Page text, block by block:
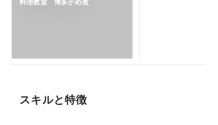
料理教室 博多がめ煮
スキルと特徴